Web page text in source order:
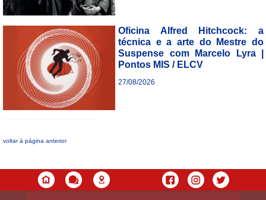
Oficina Alfred Hitchcock: a
técnica e a arte do Mestre do
Suspense com Marcelo Lyra |
Pontos MIS / ELCV
27/08/2026
voltar à página anterior